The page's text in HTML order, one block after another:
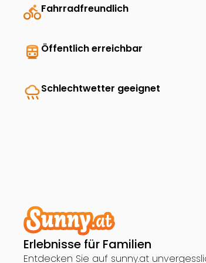
directions_bikeFahrradfreundlich
directions_transit Öffentlich erreichbar
rainySchlechtwetter geeignet
Erlebnisse für Familien
Entdecken Sie auf sunny.at